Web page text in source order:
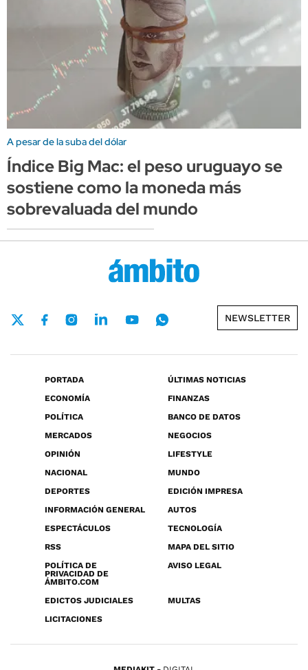
A pesar de la suba del dólar
Índice Big Mac: el peso uruguayo se
sostiene como la moneda más
sobrevaluada del mundo
NEWSLETTER
PORTADA
ÚLTIMAS NOTICIAS
ECONOMÍA
FINANZAS
POLÍTICA
BANCO DE DATOS
MERCADOS
NEGOCIOS
OPINIÓN
LIFESTYLE
NACIONAL
MUNDO
DEPORTES
EDICIÓN IMPRESA
INFORMACIÓN GENERAL
AUTOS
ESPECTÁCULOS
TECNOLOGÍA
RSS
MAPA DEL SITIO
POLÍTICA DE
PRIVACIDAD DE
ÁMBITO.COM
AVISO LEGAL
EDICTOS JUDICIALES
MULTAS
LICITACIONES